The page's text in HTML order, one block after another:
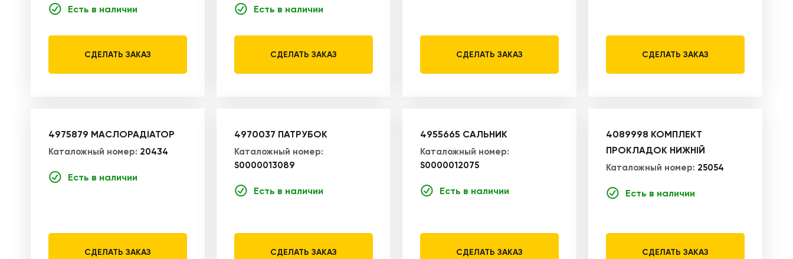
Есть в наличии
СДЕЛАТЬ ЗАКАЗ
Есть в наличии
СДЕЛАТЬ ЗАКАЗ СДЕЛАТЬ ЗАКАЗ СДЕЛАТЬ ЗАКАЗ
4975879 МАСЛОРАДІАТОР
Каталожный номер: 20434
Есть в наличии
СДЕЛАТЬ ЗАКАЗ
4970037 ПАТРУБОК
Каталожный номер:
S0000013089
Есть в наличии
СДЕЛАТЬ ЗАКАЗ
4955665 САЛЬНИК
Каталожный номер:
S0000012075
Есть в наличии
СДЕЛАТЬ ЗАКАЗ
4089998 КОМПЛЕКТ
ПРОКЛАДОК НИЖНІЙ
Каталожный номер: 25054
Есть в наличии
СДЕЛАТЬ ЗАКАЗ